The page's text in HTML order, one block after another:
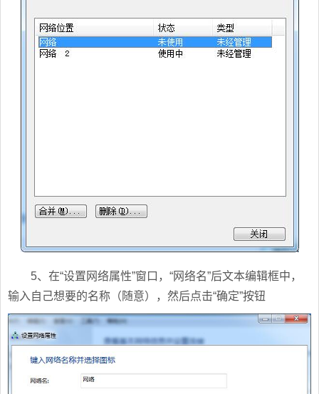
5、在“设置网络属性”窗口，“网络名”后文本编辑框中，
输入自己想要的名称（随意），然后点击“确定”按钮